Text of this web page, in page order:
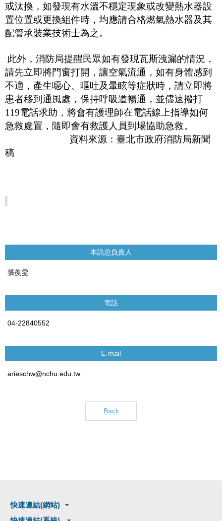
或汰換，如發現有水溫不穩定現象或改變熱水器設
置位置或更換組件時，均應請合格燃氣熱水器及其
配管承裝業技術士為之。
此外，消防局提醒民眾如有發現瓦斯洩漏的情況，
請先立即將門窗打開，讓空氣流通，如有身體感到
不適，產生噁心、嘔吐及暈眩等症狀時，請立即將
患者移到通風處，保持呼吸道暢通，並儘速撥打
119電話求助，將會有護理師在電話線上指導如何
急救處置，隨即會有救護人員到場協助急救。
資料來源： 臺北市政府消防局新聞
稿
本訊息負責人
張羨雯
電話
04-22840552
E-mail
arieschw@nchu.edu.tw
Back
快速連結(網站)